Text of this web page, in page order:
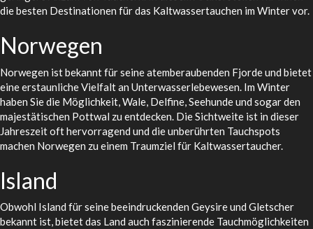
die besten Destinationen für das Kaltwassertauchen im Winter vor.
Norwegen
Norwegen ist bekannt für seine atemberaubenden Fjorde und bietet
eine erstaunliche Vielfalt an Unterwasserlebewesen. Im Winter
haben Sie die Möglichkeit, Wale, Delfine, Seehunde und sogar den
majestätischen Pottwal zu entdecken. Die Sichtweite ist in dieser
Jahreszeit oft hervorragend und die unberührten Tauchspots
machen Norwegen zu einem Traumziel für Kaltwassertaucher.
Island
Obwohl Island für seine beeindruckenden Geysire und Gletscher
bekannt ist, bietet das Land auch faszinierende Tauchmöglichkeiten